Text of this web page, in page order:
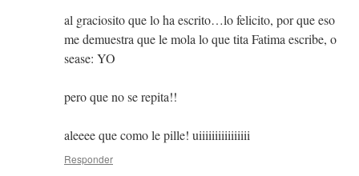
al graciosito que lo ha escrito…lo felicito, por que eso
me demuestra que le mola lo que tita Fatima escribe, o
sease: YO
pero que no se repita!!
aleeee que como le pille! uiiiiiiiiiiiiiiii
Responder